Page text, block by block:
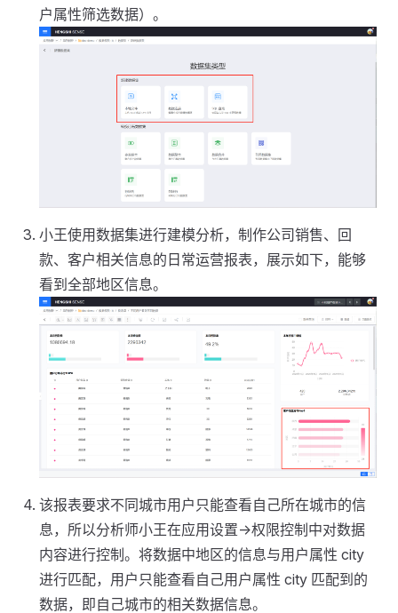
户属性筛选数据）。
小王使用数据集进行建模分析，制作公司销售、回
款、客户相关信息的日常运营报表，展示如下，能够
看到全部地区信息。
该报表要求不同城市用户只能查看自己所在城市的信
息，所以分析师小王在应用设置->权限控制中对数据
内容进行控制。将数据中地区的信息与用户属性 city
进行匹配，用户只能查看自己用户属性 city 匹配到的
数据，即自己城市的相关数据信息。